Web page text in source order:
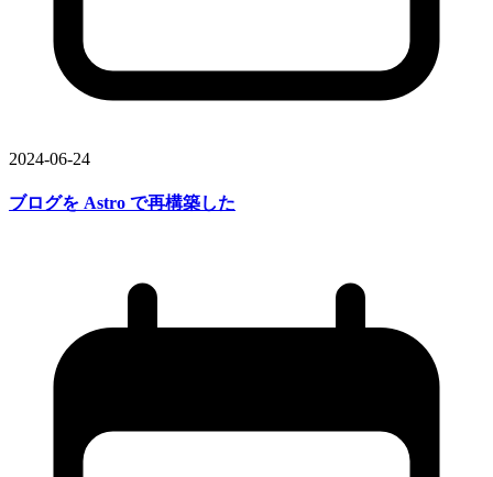
2024-06-24
ブログを Astro で再構築した